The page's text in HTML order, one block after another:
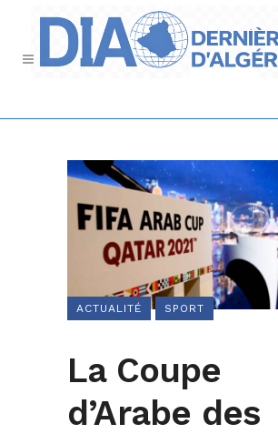
ACTUALITÉ SPORT
La Coupe
d’Arabe des